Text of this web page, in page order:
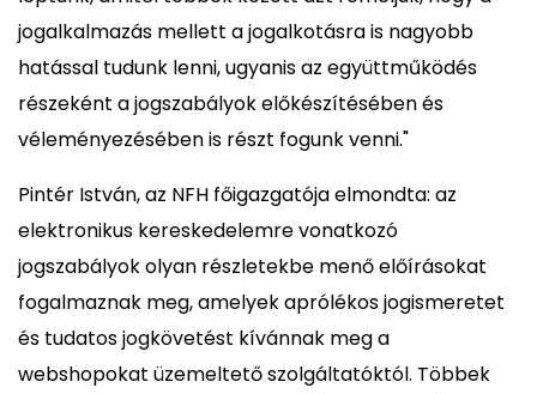
jogalkalmazás mellett a jogalkotásra is nagyobb
hatással tudunk lenni, ugyanis az együttműködés
részeként a jogszabályok előkészítésében és
véleményezésében is részt fogunk venni."
Pintér István, az NFH főigazgatója elmondta: az
elektronikus kereskedelemre vonatkozó
jogszabályok olyan részletekbe menő előírásokat
fogalmaznak meg, amelyek aprólékos jogismeretet
és tudatos jogkövetést kívánnak meg a
webshopokat üzemeltető szolgáltatóktól. Többek